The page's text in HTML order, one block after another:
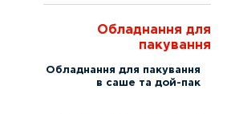
ПРИГОТУВАННЯ
АВТОМАТИЗАЦІЇ
Обладнання для
пакування
Обладнання для пакування
в саше та дой-пак